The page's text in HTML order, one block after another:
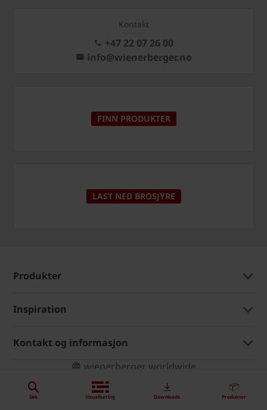
Søk Visualisering Downloads Produkter
Kontakt
+47 22 07 26 00
info@wienerberger.no
FINN PRODUKTER
LAST NED BROSJYRE
Produkter
Inspiration
Kontakt og informasjon
wienerberger worldwide